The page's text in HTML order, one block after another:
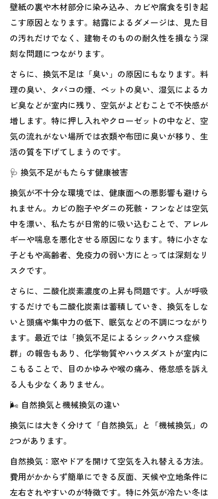
壁紙の裏や木材部分に染み込み、カビや腐食を引き起
こす原因となります。結露によるダメージは、見た目
の汚れだけでなく、建物そのものの耐久性を損なう深
刻な問題につながります。
さらに、換気不足は「臭い」の原因にもなります。料
理の臭い、タバコの煙、ペットの臭い、湿気によるカ
ビ臭などが室内に残り、空気がよどむことで不快感が
増します。特に押し入れやクローゼットの中など、空
気の流れがない場所では衣類や布団に臭いが移り、生
活の質を下げてしまうのです。
🩺 換気不足がもたらす健康被害
換気が不十分な環境では、健康面への悪影響も避けら
れません。カビの胞子やダニの死骸・フンなどは空気
中を漂い、私たちが日常的に吸い込むことで、アレル
ギーや喘息を悪化させる原因になります。特に小さな
子どもや高齢者、免疫力の弱い方にとっては深刻なリ
スクです。
さらに、二酸化炭素濃度の上昇も問題です。人が呼吸
するだけでも二酸化炭素は蓄積していき、換気をしな
いと頭痛や集中力の低下、眠気などの不調につながり
ます。最近では「換気不足によるシックハウス症候
群」の報告もあり、化学物質やハウスダストが室内に
こもることで、目のかゆみや喉の痛み、倦怠感を訴え
る人も少なくありません。
🌬️ 自然換気と機械換気の違い
換気には大きく分けて「自然換気」と「機械換気」の
2つがあります。
自然換気：窓やドアを開けて空気を入れ替える方法。
費用がかからず簡単にできる反面、天候や立地条件に
左右されやすいのが特徴です。特に外気が冷たい冬は